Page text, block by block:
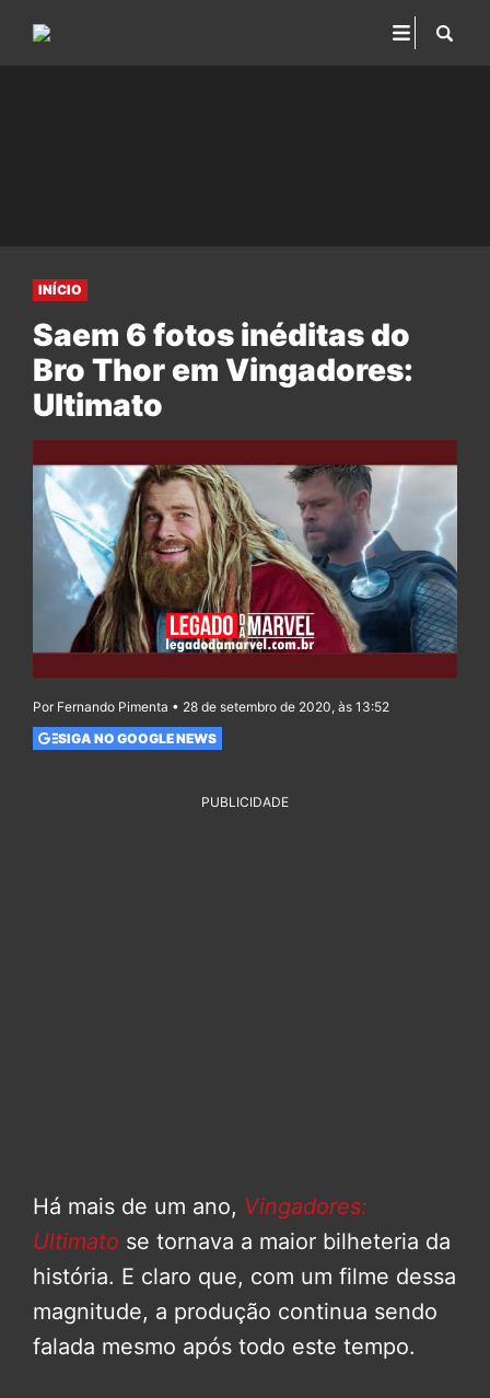
INÍCIO
Saem 6 fotos inéditas do
Bro Thor em Vingadores:
Ultimato
Por Fernando Pimenta • 28 de setembro de 2020, às 13:52
SIGA NO GOOGLE NEWS
PUBLICIDADE
Há mais de um ano, Vingadores:
Ultimato se tornava a maior bilheteria da
história. E claro que, com um filme dessa
magnitude, a produção continua sendo
falada mesmo após todo este tempo.